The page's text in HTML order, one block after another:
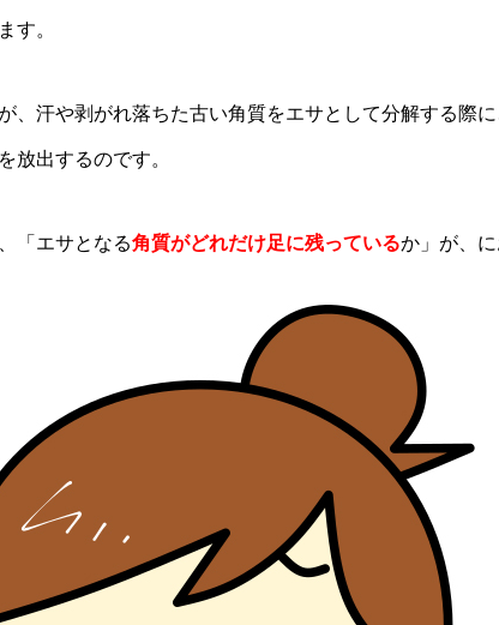
す。
、汗や剥がれ落ちた古い角質をエサとして分解する際
放出するのです。
「エサとなる角質がどれだけ足に残っているか」が、